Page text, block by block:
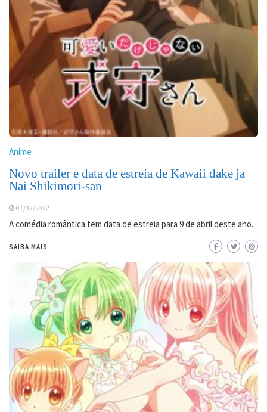
Anime
Novo trailer e data de estreia de Kawaii dake ja
Nai Shikimori-san
07/02/2022
A comédia romântica tem data de estreia para 9 de abril deste ano.
SAIBA MAIS